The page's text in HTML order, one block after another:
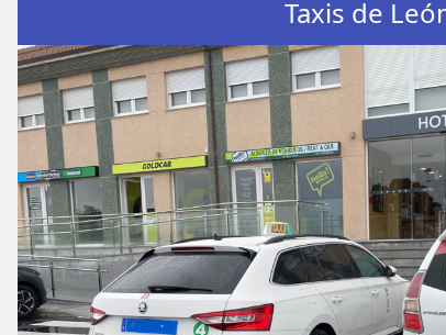
Taxis de